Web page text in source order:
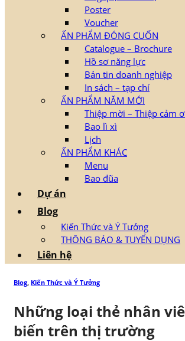
Poster
Voucher
ẤN PHẨM ĐÓNG CUỐN
Catalogue – Brochure
Hồ sơ năng lực
Bản tin doanh nghiệp
In sách – tạp chí
ẤN PHẨM NĂM MỚI
Thiệp mời – Thiệp cảm
Bao lì xì
Lịch
ẤN PHẨM KHÁC
Menu
Bao đũa
Dự án
Blog
Kiến Thức và Ý Tưởng
THÔNG BÁO & TUYỂN DỤNG
Liên hệ
Blog, Kiến Thức và Ý Tưởng
Những loại thẻ nhân
biến trên thị trường